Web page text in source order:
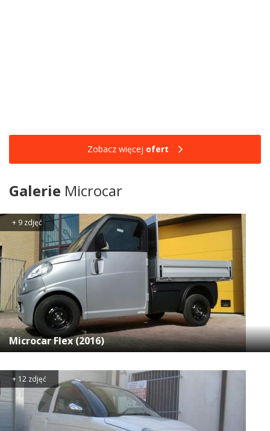
Zobacz więcej ofert
Galerie Microcar
Microcar Flex (2016)
+ 9 zdjęć
+ 12 zdjęć